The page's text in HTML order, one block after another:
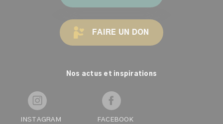
FAIRE UN DON
Nos actus et inspirations
INSTAGRAM FACEBOOK